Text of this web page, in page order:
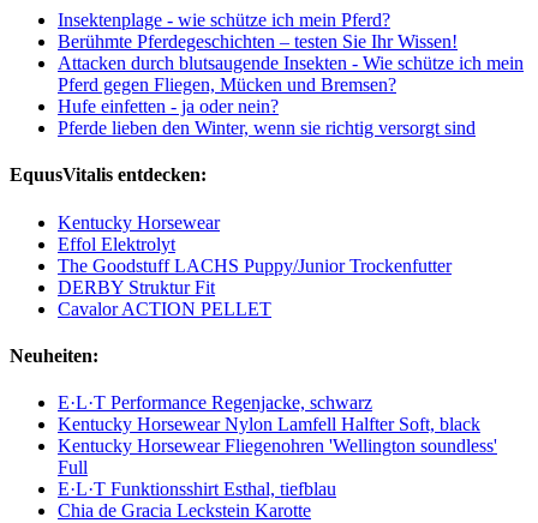
Insektenplage - wie schütze ich mein Pferd?
Berühmte Pferdegeschichten – testen Sie Ihr Wissen!
Attacken durch blutsaugende Insekten - Wie schütze ich mein
Pferd gegen Fliegen, Mücken und Bremsen?
Hufe einfetten - ja oder nein?
Pferde lieben den Winter, wenn sie richtig versorgt sind
EquusVitalis entdecken:
Kentucky Horsewear
Effol Elektrolyt
The Goodstuff LACHS Puppy/Junior Trockenfutter
DERBY Struktur Fit
Cavalor ACTION PELLET
Neuheiten:
E·L·T Performance Regenjacke, schwarz
Kentucky Horsewear Nylon Lamfell Halfter Soft, black
Kentucky Horsewear Fliegenohren 'Wellington soundless'
Full
E·L·T Funktionsshirt Esthal, tiefblau
Chia de Gracia Leckstein Karotte